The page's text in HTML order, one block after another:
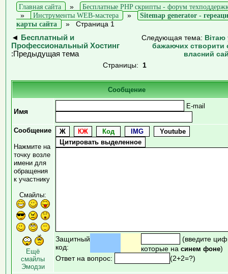
Главная сайта »
Бесплатные PHP скрипты - форум
»
Инструменты WEB-мастера »
Sitemap generator -
карты сайта
» Страница 1
◄
Бесплатный и
Профессиональный Хостинг
:Предыдущая тема
Следующая тема: Вітаю
бажаючих створити
власний
Страницы: 1
Сообщение
Имя
E-mail
Сообщение
Нажмите на
точку возле
имени для
обращения
к участнику
Смайлы:
Ещё
смайлы
Эмодзи
Защитный
код:
(введите
которые на синем фоне)
Ответ на вопрос:
(2+2=?)